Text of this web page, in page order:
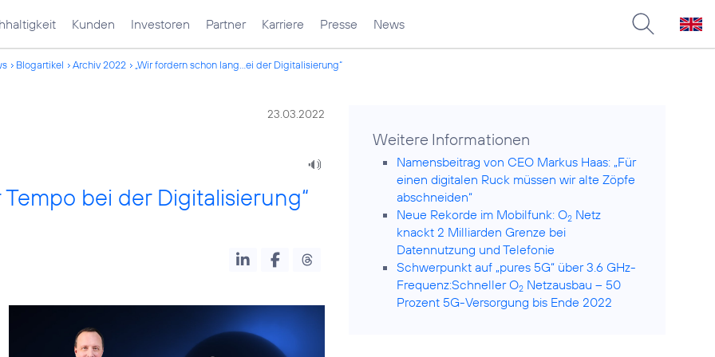
Kunden Investoren Partner Karriere Presse News
Blogartikel Archiv 2022 „Wir fordern schon lang...ei der Digitalisierung“
23.03.2022
bei der Digitalisierung“
Weitere Informationen
Namensbeitrag von CEO Markus Haas: „Für
einen digitalen Ruck müssen wir alte Zöpfe
abschneiden“
Neue Rekorde im Mobilfunk: O2 Netz
knackt 2 Milliarden Grenze bei
Datennutzung und Telefonie
Schwerpunkt auf „pures 5G“ über 3.6 GHz-
Frequenz:Schneller O2 Netzausbau – 50
Prozent 5G-Versorgung bis Ende 2022